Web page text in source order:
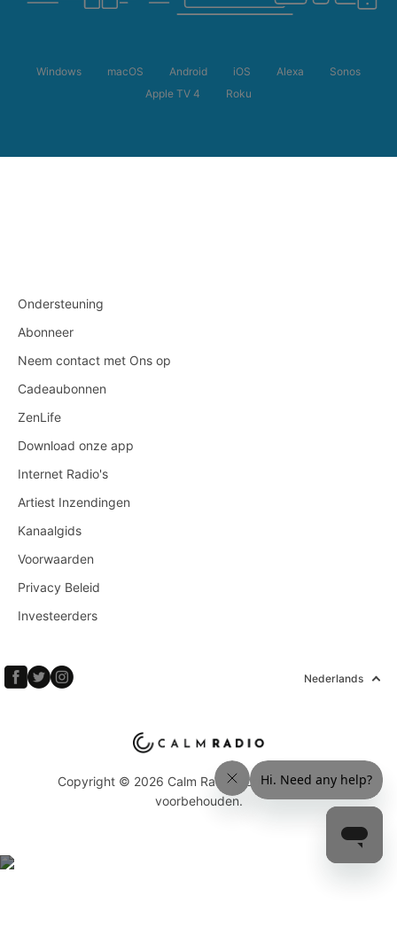
Windows macOS Android iOS Alexa
Sonos
Apple TV 4
Roku
Ondersteuning
Abonneer
Neem contact met Ons op
Cadeaubonnen
ZenLife
Download onze app
Internet Radio's
Artiest Inzendingen
Kanaalgids
Voorwaarden
Privacy Beleid
Investeerders
Nederlands
Copyright © 2026 Calm Radio Corp. Alle rechten
voorbehouden.